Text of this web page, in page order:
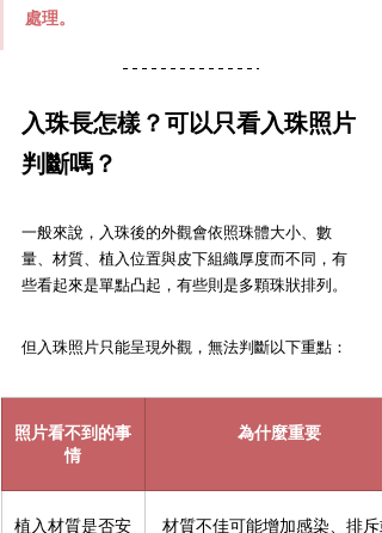
處理。
入珠長怎樣？可以只看入珠照片
判斷嗎？
一般來說，入珠後的外觀會依照珠體大小、數
量、材質、植入位置與皮下組織厚度而不同，有
些看起來是單點凸起，有些則是多顆珠狀排列。
但入珠照片只能呈現外觀，無法判斷以下重點：
照片看不到的事
情
為什麼重要
植入材質是否安
材質不佳可能增加感染、排斥